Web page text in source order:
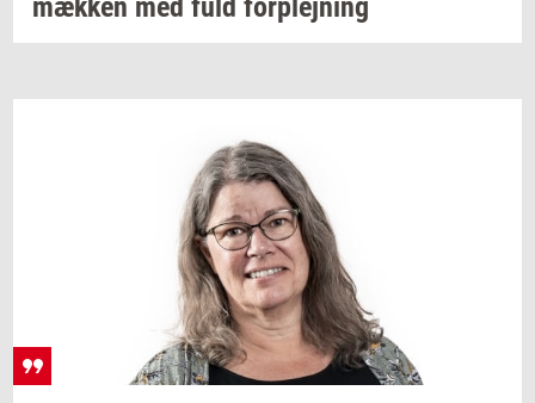
mæk­ken med fuld for­plej­ning